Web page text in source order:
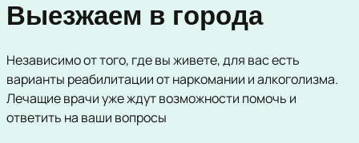
Выезжаем в города
Независимо от того, где вы живете, для вас есть
варианты реабилитации от наркомании и алкоголизма.
Лечащие врачи уже ждут возможности помочь и
ответить на ваши вопросы